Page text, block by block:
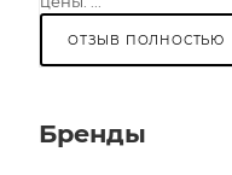
ОТЗЫВ ПОЛНОСТЬЮ
Бренды